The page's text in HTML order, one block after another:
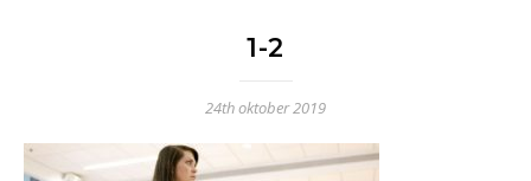
1-2
24th oktober 2019